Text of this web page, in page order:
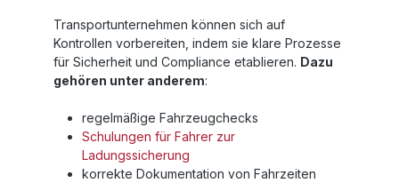
Transportunternehmen können sich auf
Kontrollen vorbereiten, indem sie klare Prozesse
für Sicherheit und Compliance etablieren. Dazu
gehören unter anderem:
regelmäßige Fahrzeugchecks
Schulungen für Fahrer zur
Ladungssicherung
korrekte Dokumentation von Fahrzeiten